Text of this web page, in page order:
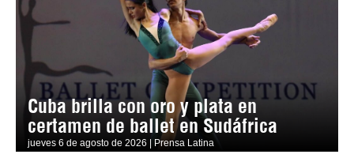
Cuba brilla con oro y plata en
certamen de ballet en Sudáfrica
jueves 6 de agosto de 2026 | Prensa Latina